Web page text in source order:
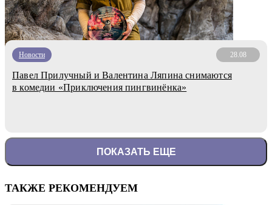
Новости 28.08
Павел Прилучный и Валентина Ляпина снимаются
в комедии «Приключения пингвинёнка»
ПОКАЗАТЬ ЕЩЕ
ТАКЖЕ РЕКОМЕНДУЕМ